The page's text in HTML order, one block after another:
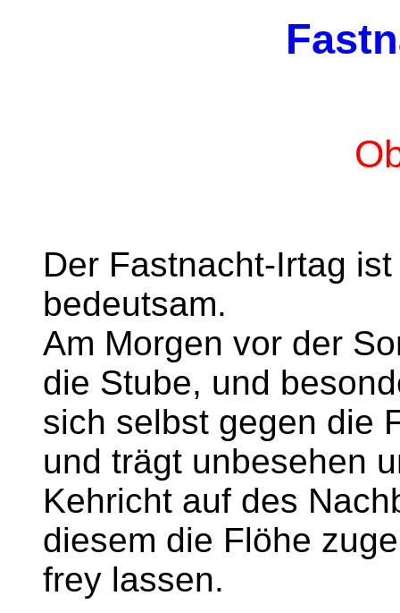
Der Fastnacht-Irtag
bedeutsam.
Am Morgen vor der
die Stube, und
sich selbst gegen die
und trägt unbesehen
Kehricht auf des
diesem die Flöhe
frey lassen.